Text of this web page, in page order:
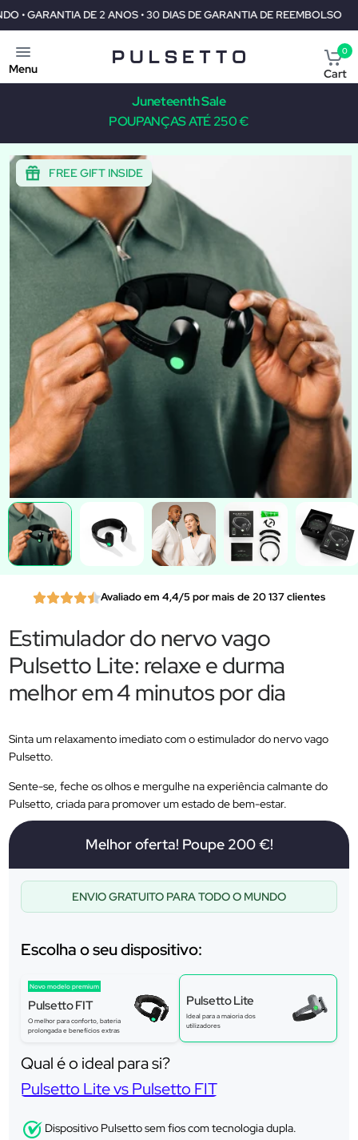
PORTES GRÁTIS PARA TODO O MUNDO • GARANTIA DE
Menu
0
Cart
Juneteenth Sale
POUPANÇAS ATÉ 250 €
FREE GIFT INSIDE
Avaliado em 4,4/5 por mais de 20 137 clientes
Estimulador do nervo vago
Pulsetto Lite: relaxe e durma
melhor em 4 minutos por dia
Sinta um relaxamento imediato com o estimulador do nervo vago
Pulsetto.
Sente-se, feche os olhos e mergulhe na experiência calmante do
Pulsetto, criada para promover um estado de bem-estar.
Melhor oferta! Poupe 200 €!
ENVIO GRATUITO PARA TODO O MUNDO
Escolha o seu dispositivo:
Novo modelo premium
Pulsetto FIT
O melhor para conforto, bateria
prolongada e benefícios extras
Pulsetto Lite
Ideal para a maioria dos
utilizadores
Qual é o ideal para si?
Pulsetto Lite vs Pulsetto FIT
Dispositivo Pulsetto sem fios com tecnologia dupla.